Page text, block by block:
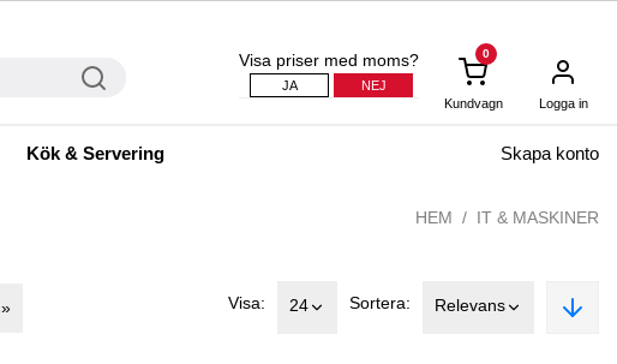
Visa priser med moms?
JA NEJ
0
Kundvagn Logga in
Kök & Servering Skapa konto
HEM IT & MASKINER
» Visa: 24 Sortera: Relevans